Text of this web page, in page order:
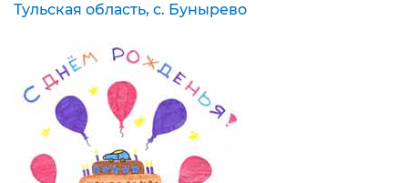
Тульская область, с. Бунырево